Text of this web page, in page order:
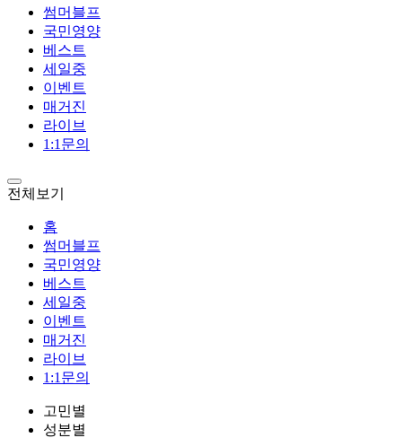
썸머블프
국민영양
베스트
세일중
이벤트
매거진
라이브
1:1문의
전체보기
홈
썸머블프
국민영양
베스트
세일중
이벤트
매거진
라이브
1:1문의
고민별
성분별